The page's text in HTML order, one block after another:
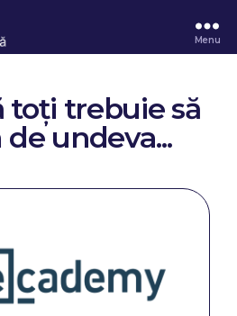
Menu
toți trebuie să
undeva...